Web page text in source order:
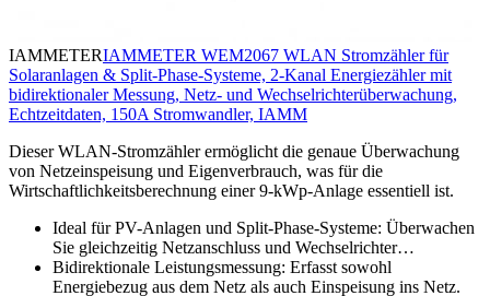
IAMMETERIAMMETER WEM2067 WLAN Stromzähler für
Solaranlagen & Split-Phase-Systeme, 2-Kanal Energiezähler mit
bidirektionaler Messung, Netz- und Wechselrichterüberwachung,
Echtzeitdaten, 150A Stromwandler, IAMM
Dieser WLAN-Stromzähler ermöglicht die genaue Überwachung
von Netzeinspeisung und Eigenverbrauch, was für die
Wirtschaftlichkeitsberechnung einer 9-kWp-Anlage essentiell ist.
Ideal für PV-Anlagen und Split-Phase-Systeme: Überwachen
Sie gleichzeitig Netzanschluss und Wechselrichter…
Bidirektionale Leistungsmessung: Erfasst sowohl
Energiebezug aus dem Netz als auch Einspeisung ins Netz.